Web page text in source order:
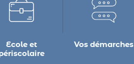
Ecole et
Vos démarches